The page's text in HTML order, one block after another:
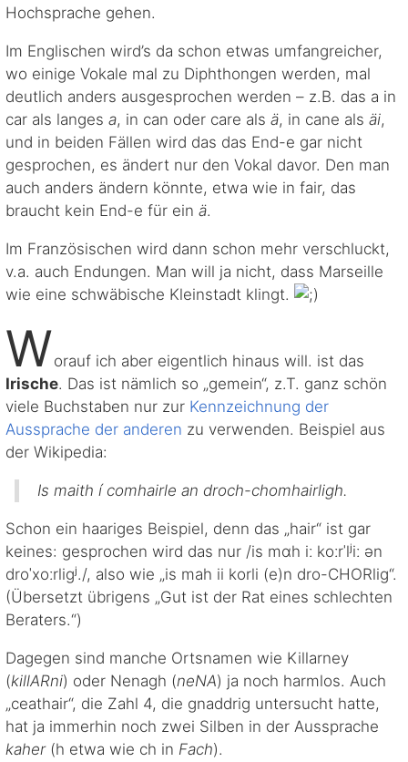
Hochsprache gehen.
Im Englischen wird’s da schon etwas umfangreicher,
wo einige Vokale mal zu Diphthongen werden, mal
deutlich anders ausgesprochen werden – z.B. das a in
car als langes a, in can oder care als ä, in cane als äi,
und in beiden Fällen wird das das End-e gar nicht
gesprochen, es ändert nur den Vokal davor. Den man
auch anders ändern könnte, etwa wie in fair, das
braucht kein End-e für ein ä.
Im Französischen wird dann schon mehr verschluckt,
v.a. auch Endungen. Man will ja nicht, dass Marseille
wie eine schwäbische Kleinstadt klingt.
Worauf ich aber eigentlich hinaus will. ist das
Irische. Das ist nämlich so „gemein“, z.T. ganz schön
viele Buchstaben nur zur Kennzeichnung der
Aussprache der anderen zu verwenden. Beispiel aus
der Wikipedia:
Is maith í comhairle an droch-chomhairligh.
Schon ein haariges Beispiel, denn das „hair“ ist gar
keines: gesprochen wird das nur /is mɑh iː koːrˈlʲiː ən
droˈxoːrligʲ./, also wie „is mah ii korli (e)n dro-CHORlig“.
(Übersetzt übrigens „Gut ist der Rat eines schlechten
Beraters.“)
Dagegen sind manche Ortsnamen wie Killarney
(killARni) oder Nenagh (neNA) ja noch harmlos. Auch
„ceathair“, die Zahl 4, die gnaddrig untersucht hatte,
hat ja immerhin noch zwei Silben in der Aussprache
kaher(h etwa wie ch in Fach).